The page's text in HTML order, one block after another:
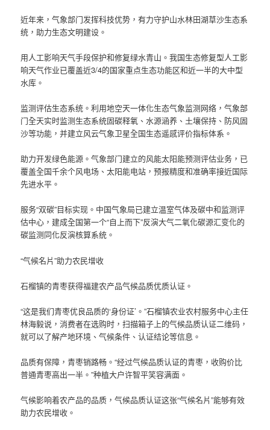
近年来，气象部门发挥科技优势，有力守护山水林田湖草沙生态系
统，助力生态文明建设。
用人工影响天气手段保护和修复绿水青山。我国生态修复型人工影
响天气作业已覆盖近3/4的国家重点生态功能区和近一半的大中型
水库。
监测评估生态系统。利用地空天一体化生态气象监测网络，气象部
门全天实时监测生态系统固碳释氧、水源涵养、土壤保持、防风固
沙等功能，并建立风云气象卫星全国生态遥感评价指标体系。
助力开发绿色能源。气象部门建立的风能太阳能预测评估业务，已
覆盖全国千余个风电场、太阳能电站，预报精度和准确率接近国际
先进水平。
服务“双碳”目标实现。中国气象局已建立温室气体及碳中和监测评
估中心，建成全国第一个“自上而下”反演大气二氧化碳源汇变化的
碳监测同化反演核算系统。
“气候名片”助力农民增收
石榴镇的青枣获得福建农产品气候品质优质认证。
“这是我们青枣优良品质的‘身份证’。”石榴镇农业农村服务中心主任
林海毅说，消费者在选购时，扫描箱子上的气候品质认证二维码，
就可以了解产地环境、气候条件、认证结论等信息。
品质有保障，青枣销路畅。“经过气候品质认证的青枣，收购价比
普通青枣高出一半。”种植大户许智平笑容满面。
气候影响着农产品的品质，气候品质认证这张“气候名片”能够有效
助力农民增收。